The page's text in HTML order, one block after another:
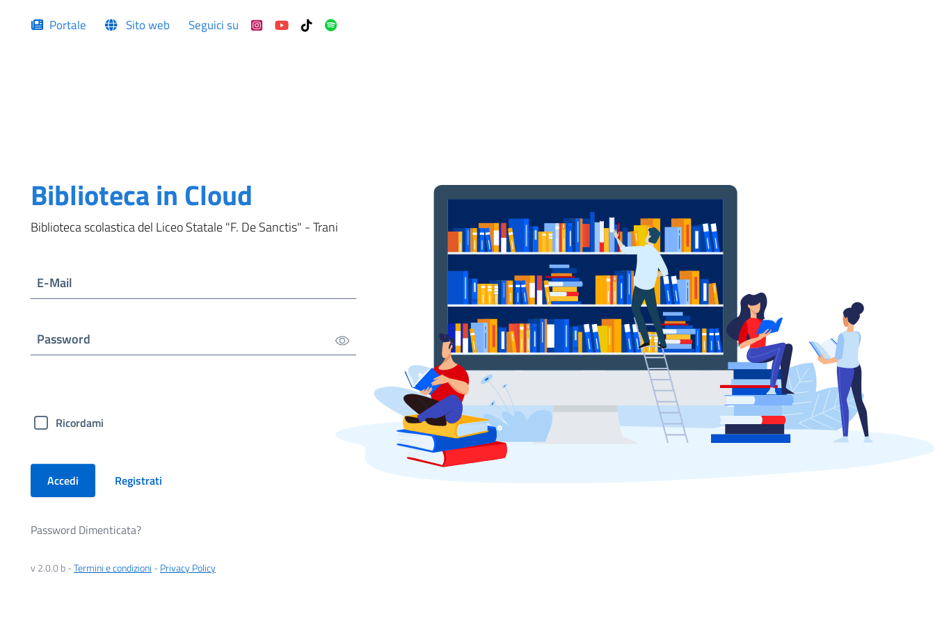
Portale Sito web Seguici su
Biblioteca in Cloud
Biblioteca scolastica del Liceo Statale "F. De Sanctis" - Trani
E-Mail
Password
Ricordami
Accedi Registrati
Password Dimenticata?
v 2.0.0 b - Termini e condizioni - Privacy Policy